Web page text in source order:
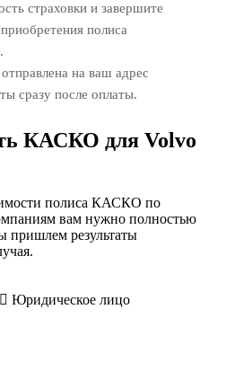
страховки и завершите
полиса
на ваш адрес
сразу после оплаты.
КАСКО для Volvo
полиса КАСКО по
вам нужно полностью
пришлем результаты
Юридическое лицо